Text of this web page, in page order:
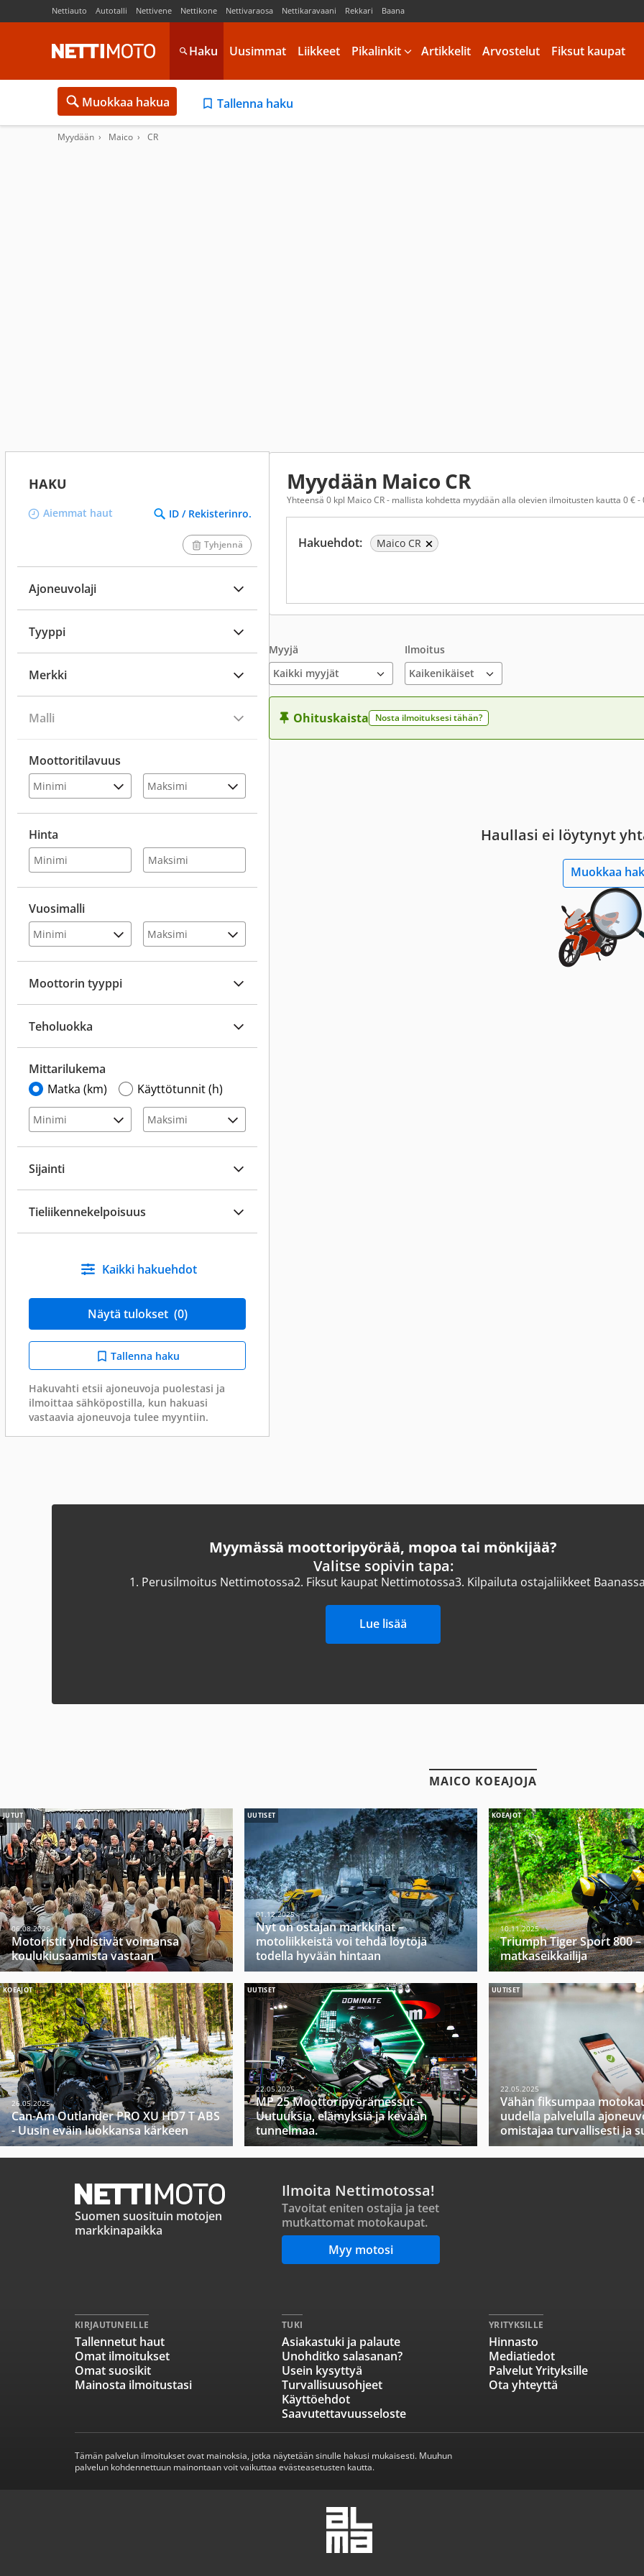
Nettiauto Autotalli Nettivene Nettikone Nettivaraosa Nettikaravaani Rekkari Baana
Haku Uusimmat Liikkeet Pikalinkit Artikkelit Arvostelut Fiksut kaupat
Muokkaa hakua Tallenna haku
Myydään Maico CR
HAKU
Aiemmat haut ID / Rekisterinro.
Tyhjennä
Ajoneuvolaji
Tyyppi
Merkki
Malli
Moottoritilavuus
Hinta
Vuosimalli
Moottorin tyyppi
Teholuokka
Mittarilukema
Matka (km)
Käyttötunnit (h)
Sijainti
Tieliikennekelpoisuus
Kaikki hakuehdot
Näytä tulokset (0)
Tallenna haku
Hakuvahti etsii ajoneuvoja puolestasi ja
ilmoittaa sähköpostilla, kun hakuasi
vastaavia ajoneuvoja tulee myyntiin.
Myydään Maico CR
Yhteensä 0 kpl Maico CR - mallista kohdetta myydään alla olevien ilmoitusten kautta 0 € -
Hakuehdot: Maico CR
Myyjä
Kaikki myyjät
Ilmoitus
Ohituskaista Nosta ilmoituksesi tähän?
Haullasi ei löytynyt
Muokkaa
Myymässä moottoripyörää, mopoa tai mönkijää?
Valitse sopivin tapa:
1. Perusilmoitus Nettimotossa2. Fiksut kaupat Nettimotossa3. Kilpailuta ostajaliikkeet
Lue lisää
MAICO KOEAJOJA
JUTUT
06.08.2026
Motoristit yhdistivät voimansa
koulukiusaamista vastaan
UUTISET
01.12.2025
Nyt on ostajan markkinat –
motoliikkeistä voi tehdä löytöjä
todella hyvään hintaan
KOEAJOT
10.11.2025
Triumph Tiger Sport 800
matkaseikkailija
KOEAJOT
26.05.2025
Can-Am Outlander PRO XU HD7 T ABS
- Uusin eväin luokkansa kärkeen
UUTISET
22.05.2025
MP 25 Moottoripyörämessut –
Uutuuksia, elämyksiä ja kevään
tunnelmaa.
UUTISET
22.05.2025
Vähän fiksumpaa
uudella palvelulla
omistajaa turvallisesti ja
Suomen suosituin motojen
markkinapaikka
Ilmoita Nettimotossa!
Tavoitat eniten ostajia ja teet
mutkattomat motokaupat.
Myy motosi
KIRJAUTUNEILLE
Tallennetut haut
Omat ilmoitukset
Omat suosikit
Mainosta ilmoitustasi
TUKI
Asiakastuki ja palaute
Unohditko salasanan?
Usein kysyttyä
Turvallisuusohjeet
Käyttöehdot
Saavutettavuusseloste
YRITYKSILLE
Hinnasto
Mediatiedot
Palvelut Yrityksille
Ota yhteyttä
Tämän palvelun ilmoitukset ovat mainoksia, jotka näytetään sinulle hakusi mukaisesti. Muuhun
palvelun kohdennettuun mainontaan voit vaikuttaa evästeasetusten kautta.